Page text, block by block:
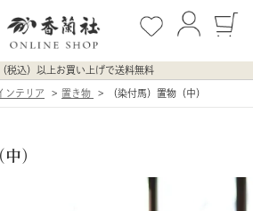
税込）以上お買い上げで送料無料
ンテリア 置き物 （染付馬）置物（中）
）